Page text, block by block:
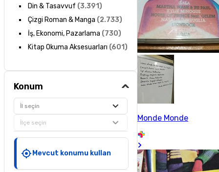
Din & Tasavvuf (3.391)
Çizgi Roman & Manga (2.733)
İş, Ekonomi, Pazarlama (730)
Kitap Okuma Aksesuarları (601)
Konum
İl seçin
İlçe seçin
Mevcut konumu kullan
Monde Monde